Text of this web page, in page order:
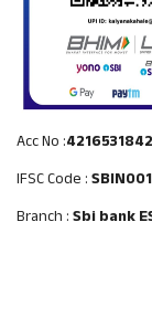
Acc No :
IFSC Code :
Branch :Sbi bank